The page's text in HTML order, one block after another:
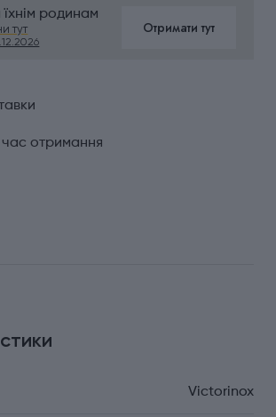
їхнім родинам
тут Отримати тут
отримання
Victorinox